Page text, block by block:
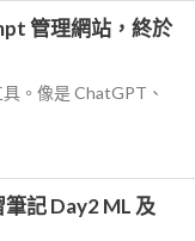
管理網站，終於
。像是 ChatGPT、
記 Day2 ML 及